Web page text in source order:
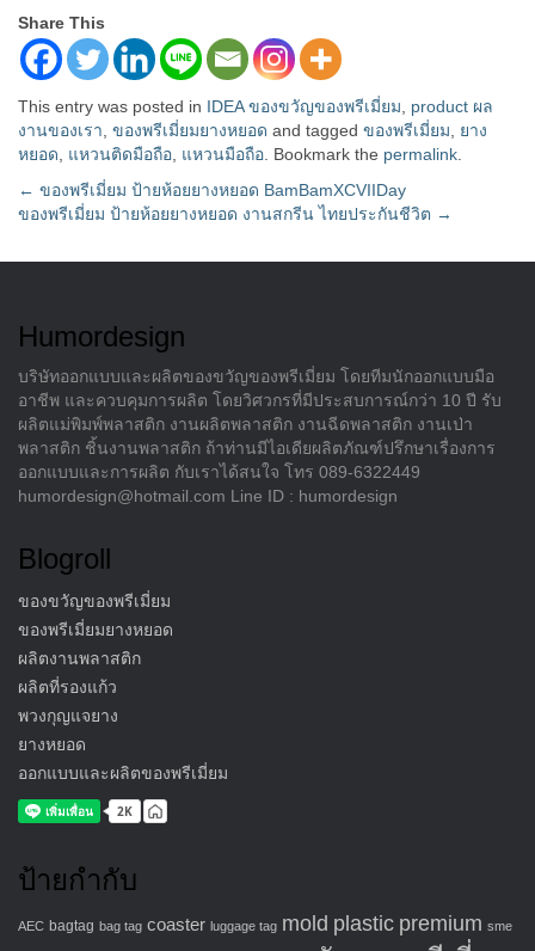
Share This
This entry was posted in IDEA ของขวัญของพรีเมี่ยม
product ผล
งานของเรา ของพรีเมี่ยมยางหยอด and tagged ของพรีเมี่ยม
ยาง
หยอด
แหวนติดมือถือ แหวนมือถือ . Bookmark the permalink
Post
← ของพรีเมี่ยม ป้ายห้อยยางหยอด BamBamXCVIIDay
ของพรีเมี่ยม ป้ายห้อยยางหยอด งานสกรีน ไทยประกันชีวิต →
Humordesign
บริษัทออกแบบและผลิตของขวัญของพรีเมี่ยม โดยทีมนักออกแบบมือ
อาชีพ และควบคุมการผลิต โดยวิศวกรที่มีประสบการณ์กว่า 10 ปี รับ
ผลิตแม่พิมพ์พลาสติก งานผลิตพลาสติก งานฉีดพลาสติก งานเป่า
พลาสติก ชิ้นงานพลาสติก ถ้าท่านมีไอเดียผลิตภัณฑ์ปรึกษาเรื่องการ
ออกแบบและการผลิต กับเราได้สนใจ โทร 089-6322449
humordesign@hotmail.com Line ID : humordesign
Blogroll
ของขวัญของพรีเมี่ยม
ของพรีเมี่ยมยางหยอด
ผลิตงานพลาสติก
ผลิตที่รองแก้ว
พวงกุญแจยาง
ยางหยอด
ออกแบบและผลิตของพรีเมี่ยม
ป้ายกำกับ
AEC bagtag bag tag coaster luggage tag mold plastic premium sme